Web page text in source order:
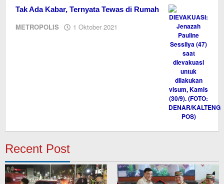
Tak Ada Kabar, Ternyata Tewas di Rumah
METROPOLIS 1 Oktober 2021
Recent Post